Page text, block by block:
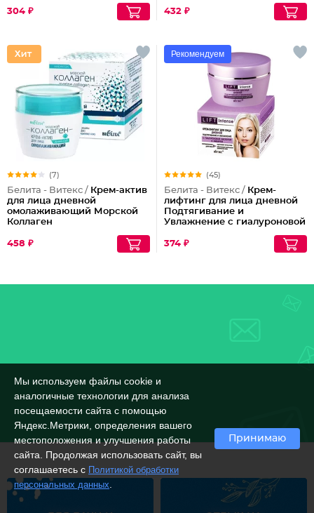
304 ₽ 432 ₽
(7)
Белита - Витекс / Крем-актив
для лица дневной
омолаживающий Морской
Коллаген
458 ₽
Рекомендуем
(45)
Белита - Витекс / Крем-
лифтинг для лица дневной
Подтягивание и
Увлажнение с гиалуроновой
374 ₽
Мы используем файлы cookie и
аналогичные технологии для анализа
посещаемости сайта с помощью
Яндекс.Метрики, определения вашего
местоположения и улучшения работы
сайта. Продолжая использовать сайт, вы
соглашаетесь с Политикой обработки
персональных данных
Принимаю